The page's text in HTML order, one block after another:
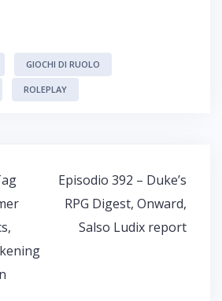
GIOCHI DI RUOLO
ROLEPLAY
Episodio 392 – Duke’s
RPG Digest, Onward,
Salso Ludix report